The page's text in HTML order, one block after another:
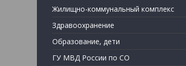
Жилищно-коммунальный комплекс
Здравоохранение
Образование, дети
ГУ МВД России по СО